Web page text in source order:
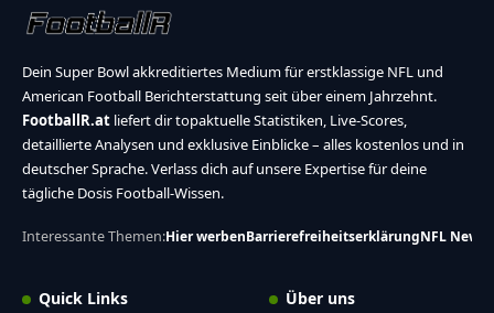
Dein Super Bowl akkreditiertes Medium für erstklassige NFL und
American Football Berichterstattung seit über einem Jahrzehnt.
FootballR.at liefert dir topaktuelle Statistiken, Live-Scores,
detaillierte Analysen und exklusive Einblicke – alles kostenlos und in
deutscher Sprache. Verlass dich auf unsere Expertise für deine
tägliche Dosis Football-Wissen.
Interessante Themen:Hier werbenBarrierefreiheitserklärungNFL News
Quick Links Über uns